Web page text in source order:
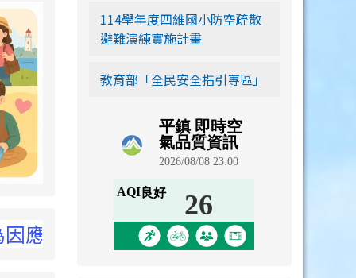
link to https://siwei-family.work-
NCC官網
114學年度四維國小防空疏散
避難演練實施計畫
教育部「全民安全指引專區」